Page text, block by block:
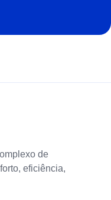
de
eficiência,